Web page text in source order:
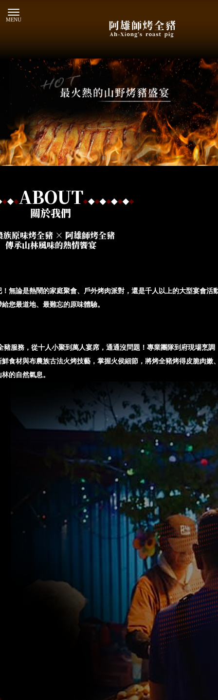
桃源區到府外燴
高雄烤乳豬
ABOUT
關於我們
族原味烤全豬 × 阿雄師烤全豬
傳承山林風味的熱情饗宴
無論是熱鬧的家庭聚會、戶外烤肉派對，還是千人以上的大型宴會活
給您最道地、最難忘的原味體驗。
服務，從十人小聚到萬人宴席，通通沒問題！ 專業團隊到府現場烹調
食材與布農族古法火烤技藝，掌握火侯細節，將烤全豬烤得皮脆肉嫩
的自然氣息。